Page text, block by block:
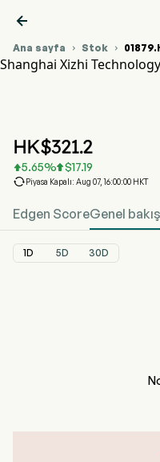

Ana sayfa  Stok 
Shanghai Xizhi
HK$321.2
5.65% $17.19
Piyasa Kapalı: Aug 07, 16:00:00 HKT
Edgen ScoreGenel bakış
1D 5D 30D